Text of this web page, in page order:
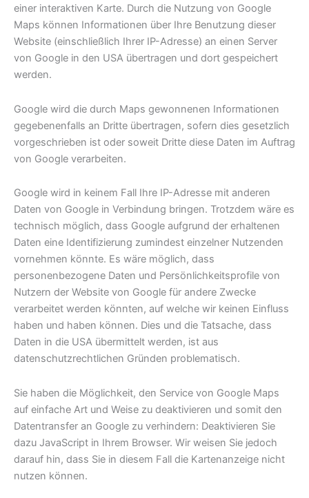
einer interaktiven Karte. Durch die Nutzung von Google
Maps können Informationen über Ihre Benutzung dieser
Website (einschließlich Ihrer IP-Adresse) an einen Server
von Google in den USA übertragen und dort gespeichert
werden.
Google wird die durch Maps gewonnenen Informationen
gegebenenfalls an Dritte übertragen, sofern dies gesetzlich
vorgeschrieben ist oder soweit Dritte diese Daten im Auftrag
von Google verarbeiten.
Google wird in keinem Fall Ihre IP-Adresse mit anderen
Daten von Google in Verbindung bringen. Trotzdem wäre es
technisch möglich, dass Google aufgrund der erhaltenen
Daten eine Identifizierung zumindest einzelner Nutzenden
vornehmen könnte. Es wäre möglich, dass
personenbezogene Daten und Persönlichkeitsprofile von
Nutzern der Website von Google für andere Zwecke
verarbeitet werden könnten, auf welche wir keinen Einfluss
haben und haben können. Dies und die Tatsache, dass
Daten in die USA übermittelt werden, ist aus
datenschutzrechtlichen Gründen problematisch.
Sie haben die Möglichkeit, den Service von Google Maps
auf einfache Art und Weise zu deaktivieren und somit den
Datentransfer an Google zu verhindern: Deaktivieren Sie
dazu JavaScript in Ihrem Browser. Wir weisen Sie jedoch
darauf hin, dass Sie in diesem Fall die Kartenanzeige nicht
nutzen können.